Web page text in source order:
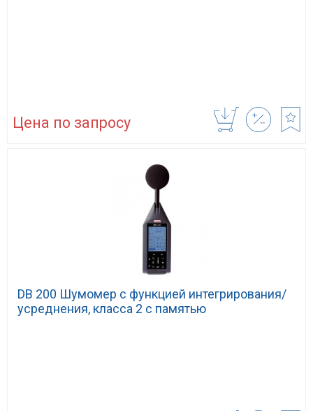
Цена по запросу
DB 200 Шумомер с функцией интегрирования/
усреднения, класса 2 с памятью